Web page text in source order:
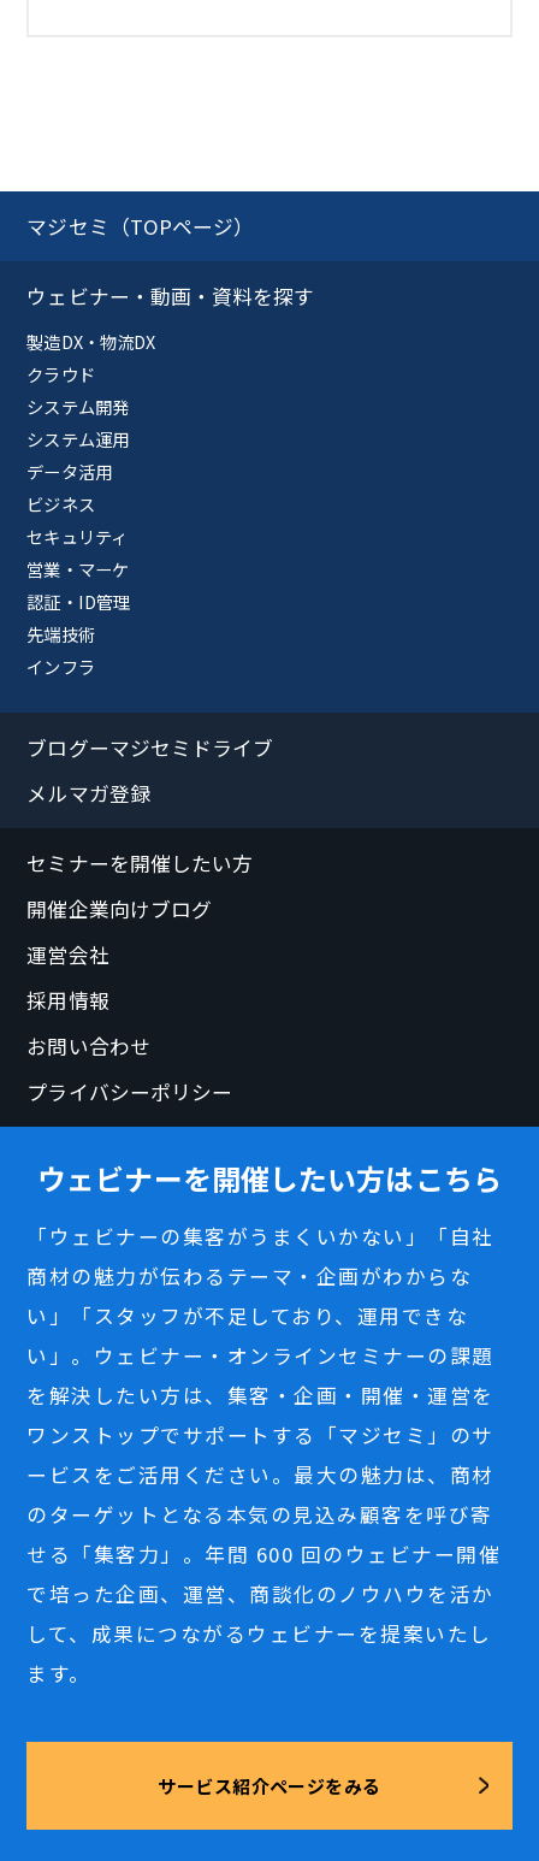
マジセミ（TOPページ）
ウェビナー・動画・資料を探す
製造DX・物流DX
クラウド
システム開発
システム運用
データ活用
ビジネス
セキュリティ
営業・マーケ
認証・ID管理
先端技術
インフラ
ブログーマジセミドライブ
メルマガ登録
セミナーを開催したい方
開催企業向けブログ
運営会社
採用情報
お問い合わせ
プライバシーポリシー
ウェビナーを開催したい方はこちら
「ウェビナーの集客がうまくいかない」「自社
商材の魅力が伝わるテーマ・企画がわからな
い」「スタッフが不足しており、運用できな
い」。ウェビナー・オンラインセミナーの課題
を解決したい方は、集客・企画・開催・運営を
ワンストップでサポートする「マジセミ」のサ
ービスをご活用ください。最大の魅力は、商材
のターゲットとなる本気の見込み顧客を呼び寄
せる「集客力」。年間 600 回のウェビナー開催
で培った企画、運営、商談化のノウハウを活か
して、成果につながるウェビナーを提案いたし
ます。
サービス紹介ページをみる